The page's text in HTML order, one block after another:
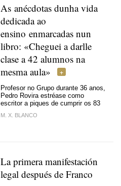
As anécdotas dunha vida
dedicada ao
ensino enmarcadas nun
libro: «Cheguei a darlle
clase a 42 alumnos na
mesma aula»
Profesor no Grupo durante 36 anos,
Pedro Rovira estréase como
escritor a piques de cumprir os 83
M. X. BLANCO
La primera manifestación
legal después de Franco